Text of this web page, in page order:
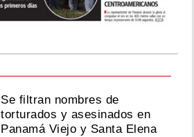
Se filtran nombres de
torturados y asesinados en
Panamá Viejo y Santa Elena